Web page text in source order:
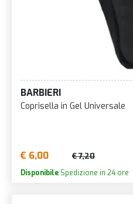
BARBIERI
Coprisella in Gel Universale
€ 6,00 € 7,20
Disponibile Spedizione in 24 ore